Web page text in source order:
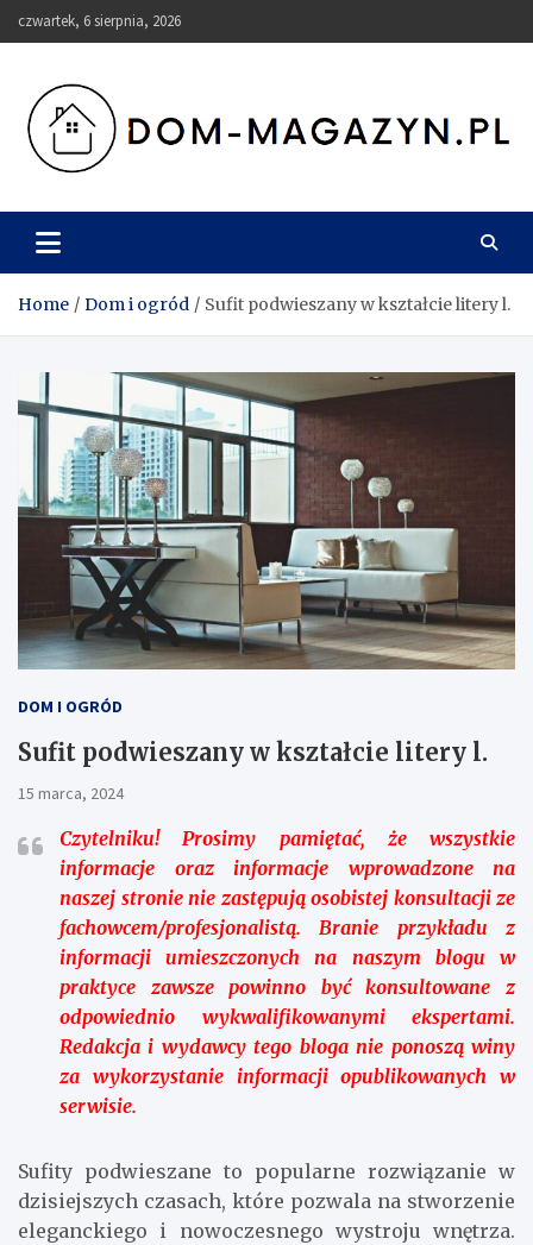
to
czwartek, 6 sierpnia, 2026
Dom-Magazyn.pl
Home Dom i ogród Sufit podwieszany w kształcie litery l.
DOM I OGRÓD
Sufit podwieszany w kształcie litery l.
15 marca, 2024
Czytelniku!Prosimy pamiętać, że wszystkie
informacje oraz informacje wprowadzone na
naszej stronie nie zastępują osobistej konsultacji ze
fachowcem/profesjonalistą. Branie przykładu z
informacji umieszczonych na naszym blogu w
praktyce zawsze powinno być konsultowane z
odpowiednio wykwalifikowanymi ekspertami.
Redakcja i wydawcy tego bloga nie ponoszą winy
za wykorzystanie informacji opublikowanych w
serwisie.
Sufity podwieszane to popularne rozwiązanie w
dzisiejszych czasach, które pozwala na stworzenie
eleganckiego i nowoczesnego wystroju wnętrza.